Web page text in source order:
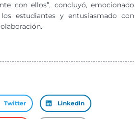
con ellos”, concluyó, emocionado
estudiantes y entusiasmado con
Twitter LinkedIn